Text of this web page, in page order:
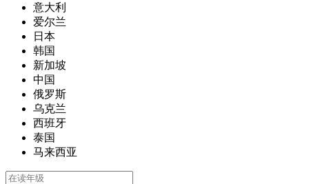
意大利
爱尔兰
日本
韩国
新加坡
中国
俄罗斯
乌克兰
西班牙
泰国
马来西亚